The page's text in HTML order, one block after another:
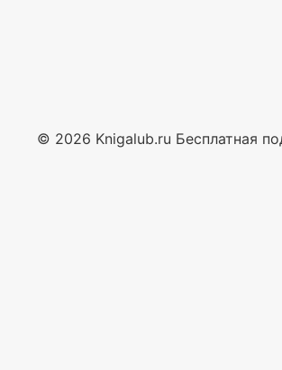
© 2026 Knigalub.ru Бесплатная